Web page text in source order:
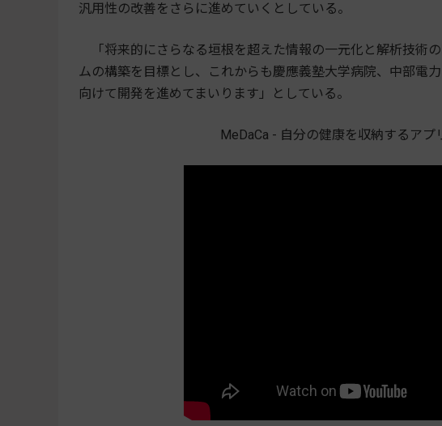
汎用性の改善をさらに進めていくとしている。
「将来的にさらなる垣根を超えた情報の一元化と解析技術
ムの構築を目標とし、これからも慶應義塾大学病院、中部電
向けて開発を進めてまいります」としている。
MeDaCa - 自分の健康を収納するア